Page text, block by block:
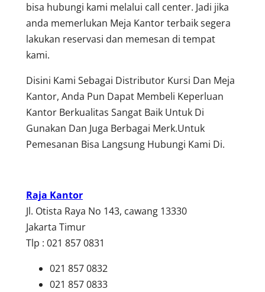
bisa hubungi kami melalui call center. Jadi jika
anda memerlukan Meja Kantor terbaik segera
lakukan reservasi dan memesan di tempat
kami.
Disini Kami Sebagai Distributor Kursi Dan Meja
Kantor, Anda Pun Dapat Membeli Keperluan
Kantor Berkualitas Sangat Baik Untuk Di
Gunakan Dan Juga Berbagai Merk.Untuk
Pemesanan Bisa Langsung Hubungi Kami Di.
Raja Kantor
Jl. Otista Raya No 143, cawang 13330
Jakarta Timur
Tlp : 021 857 0831
021 857 0832
021 857 0833